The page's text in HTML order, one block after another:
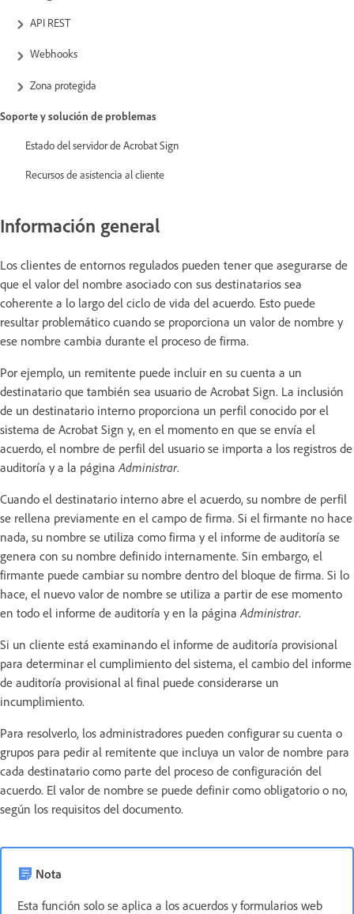
API REST
Webhooks
Zona protegida
Soporte y solución de problemas
Estado del servidor de Acrobat Sign
Recursos de asistencia al cliente
Información general
Los clientes de entornos regulados pueden tener que asegurarse de
que el valor del nombre asociado con sus destinatarios sea
coherente a lo largo del ciclo de vida del acuerdo. Esto puede
resultar problemático cuando se proporciona un valor de nombre y
ese nombre cambia durante el proceso de firma.
Por ejemplo, un remitente puede incluir en su cuenta a un
destinatario que también sea usuario de Acrobat Sign. La inclusión
de un destinatario interno proporciona un perfil conocido por el
sistema de Acrobat Sign y, en el momento en que se envía el
acuerdo, el nombre de perfil del usuario se importa a los registros de
auditoría y a la página Administrar.
Cuando el destinatario interno abre el acuerdo, su nombre de perfil
se rellena previamente en el campo de firma. Si el firmante no hace
nada, su nombre se utiliza como firma y el informe de auditoría se
genera con su nombre definido internamente. Sin embargo, el
firmante puede cambiar su nombre dentro del bloque de firma. Si lo
hace, el nuevo valor de nombre se utiliza a partir de ese momento
en todo el informe de auditoría y en la página Administrar.
Si un cliente está examinando el informe de auditoría provisional
para determinar el cumplimiento del sistema, el cambio del informe
de auditoría provisional al final puede considerarse un
incumplimiento.
Para resolverlo, los administradores pueden configurar su cuenta o
grupos para pedir al remitente que incluya un valor de nombre para
cada destinatario como parte del proceso de configuración del
acuerdo. El valor de nombre se puede definir como obligatorio o no,
según los requisitos del documento.
Nota
Esta función solo se aplica a los acuerdos y formularios web